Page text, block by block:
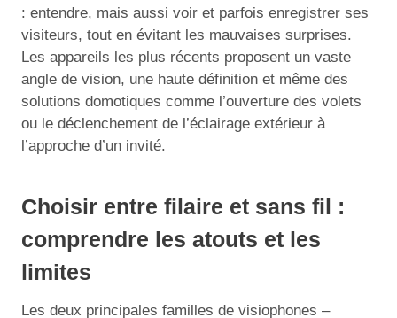
: entendre, mais aussi voir et parfois enregistrer ses
visiteurs, tout en évitant les mauvaises surprises.
Les appareils les plus récents proposent un vaste
angle de vision, une haute définition et même des
solutions domotiques comme l’ouverture des volets
ou le déclenchement de l’éclairage extérieur à
l’approche d’un invité.
Choisir entre filaire et sans fil :
comprendre les atouts et les
limites
Les deux principales familles de visiophones –